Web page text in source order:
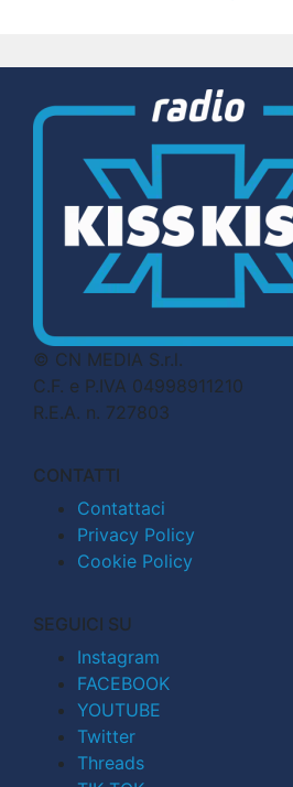
© CN MEDIA S.r.l.
C.F. e P.IVA 04998911210
R.E.A. n. 727803
CONTATTI
Contattaci
Privacy Policy
Cookie Policy
SEGUICI SU
Instagram
FACEBOOK
YOUTUBE
Twitter
Threads